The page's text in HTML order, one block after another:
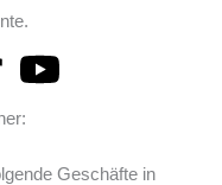
Geschäfte in